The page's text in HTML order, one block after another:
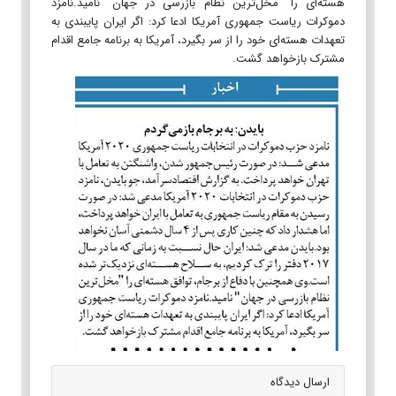
دموکرات ‏ریاست جمهوری آمریکا ادعا کرد: اگر ایران پایبندی به
تعهدات هسته‌ای خود را از سر بگیرد، آمریکا به برنامه جامع اقدام
‏مشترک بازخواهد گشت.‏
ارسال دیدگاه